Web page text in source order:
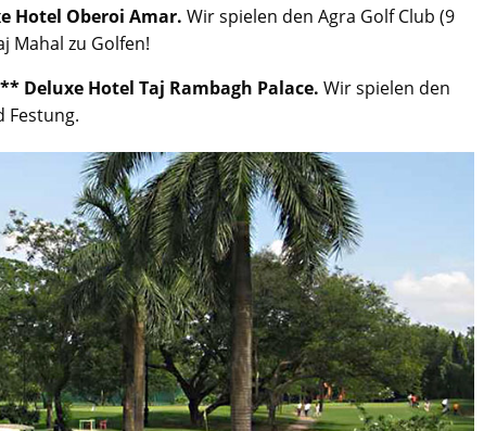
Hotel Oberoi Amar. Wir spielen den Agra Golf Club (9
Mahal zu Golfen!
Deluxe Hotel Taj Rambagh Palace. Wir spielen den
Festung.